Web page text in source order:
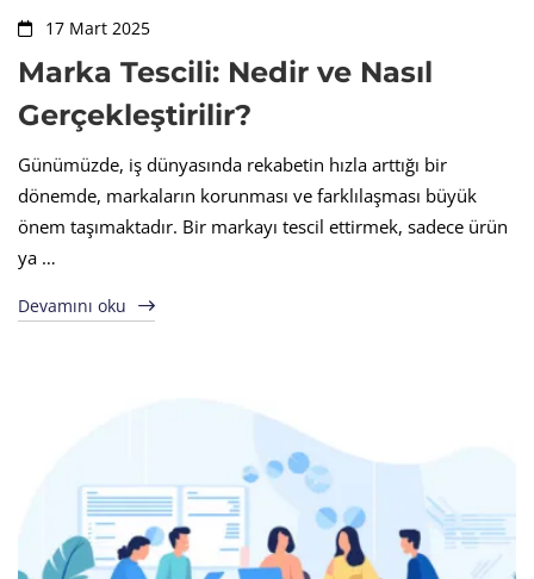
17 Mart 2025
Marka Tescili: Nedir ve Nasıl
Gerçekleştirilir?
Günümüzde, iş dünyasında rekabetin hızla arttığı bir
dönemde, markaların korunması ve farklılaşması büyük
önem taşımaktadır. Bir markayı tescil ettirmek, sadece ürün
ya …
Devamını oku